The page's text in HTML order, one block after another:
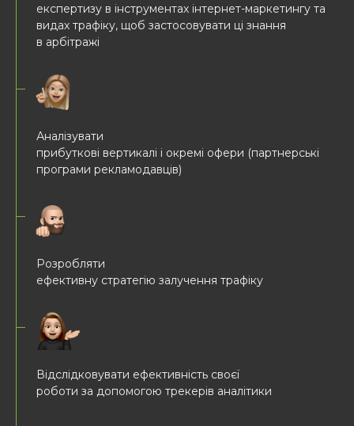
експертизу в інструментах інтернет-маркетингу та
видах трафіку, щоб застосовувати ці знання
в арбітражі
Аналізувати
прибуткові вертикалі і окремі офери (партнерські
програми рекламодавців)
Розробляти
ефективну стратегію залучення трафіку
Відслідковувати ефективність своєї
роботи за допомогою трекерів аналітики